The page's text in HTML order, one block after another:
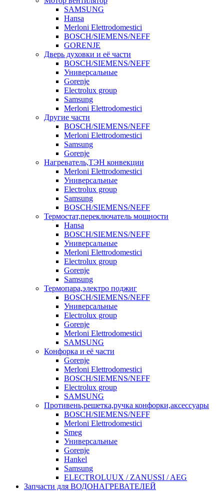
SAMSUNG
Hansa
Merloni Elettrodomestici
BOSCH/SIEMENS/NEFF
GORENJE
Дверь духовки и её части
BOSCH/SIEMENS/NEFF
Универсальные
Gorenje
Electrolux group
Samsung
Merloni Elettrodomestici
Другие части
BOSCH/SIEMENS/NEFF
Merloni Elettrodomestici
Samsung
Gorenje
Нагреватель,ТЭН конвекции
Merloni Elettrodomestici
Универсальные
Electrolux group
Samsung
BOSCH/SIEMENS/NEFF
Термостат,переключатель мощности
Hansa
BOSCH/SIEMENS/NEFF
Универсальные
Merloni Elettrodomestici
Electrolux group
Gorenje
Samsung
Термопара,электро поджиг
BOSCH/SIEMENS/NEFF
Универсальные
Electrolux group
Gorenje
Merloni Elettrodomestici
SAMSUNG
Конфорка и её части
Gorenje
Merloni Elettrodomestici
BOSCH/SIEMENS/NEFF
Electrolux group
SAMSUNG
Противень,решетка,ручка конфорки,аксессуары
BOSCH/SIEMENS/NEFF
Merloni Elettrodomestici
Smeg
Универсальные
Gorenje
Hankel
Samsung
ELECTROLUUX / ZANUSSI / AEG
Запчасти для ВОДОНАГРЕВАТЕЛЕЙ